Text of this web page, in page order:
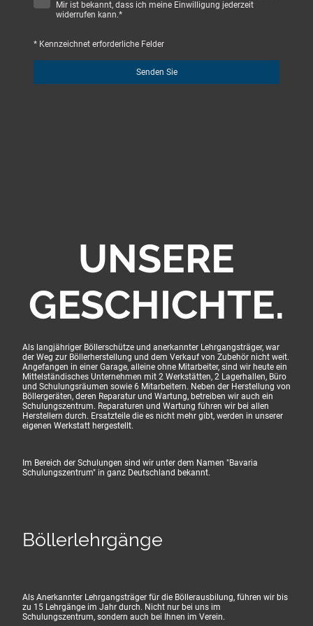
Mir ist bekannt, dass ich meine Einwilligung jederzeit
widerrufen kann.*
* Kennzeichnet erforderliche Felder
Senden Sie
UNSERE
GESCHICHTE.
Als langjähriger Böllerschütze und anerkannter Lehrgangsträger, war
der Weg zur Böllerherstellung und dem Verkauf von Zubehör nicht weit.
Angefangen in einer Garage, alleine ohne Mitarbeiter, sind wir heute ein
Mittelständisches Unternehmen mit 2 Werkstätten, 2 Lagerhallen, Büro
und Schulungsräumen sowie 6 Mitarbeitern. Neben der Herstellung von
Böllergeräten, deren Reparatur und Wartung, betreiben wir auch ein
Schulungszentrum. Reparaturen und Wartung führen wir bei allen
Herstellern durch. Ersatzteile die es nicht mehr gibt, werden in unserer
eigenen Werkstatt hergestellt.
Im Bereich der Schulungen sind wir unter dem Namen "Bavaria
Schulungszentrum" in ganz Deutschland bekannt.
Böllerlehrgänge
Als Anerkannter Lehrgangsträger für die Böllerausbilung, führen wir bis
zu 15 Lehrgänge im Jahr durch. Nicht nur bei uns im
Schulungszentrum, sondern auch bei Ihnen im Verein.